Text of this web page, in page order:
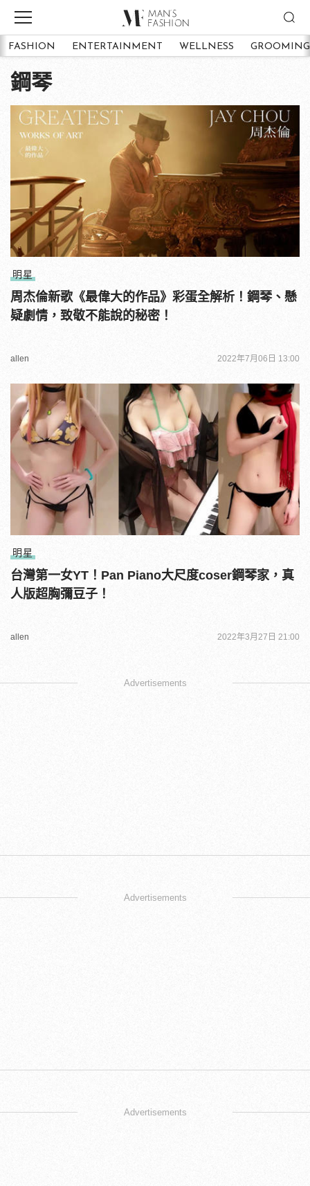
FASHION ENTERTAINMENT WELLNESS GROOMING
鋼琴
明星
周杰倫新歌《最偉大的作品》彩蛋全解析！鋼琴、懸
疑劇情，致敬不能說的秘密！
allen 2022年7月06日 13:00
明星
台灣第一女YT！Pan Piano大尺度coser鋼琴家，真
人版超胸彌豆子！
allen 2022年3月27日 21:00
Advertisements
Advertisements
Advertisements